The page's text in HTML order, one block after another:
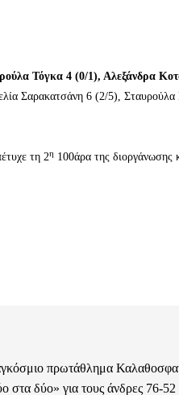
Τόγκα 4 (0/1), Αλεξάνδρα
Σαρακατσάνη 6 (2/5),
τη 2η 100άρα της διοργάνωσης
πρωτάθλημα
στα δύο» για τους άνδρες 76-